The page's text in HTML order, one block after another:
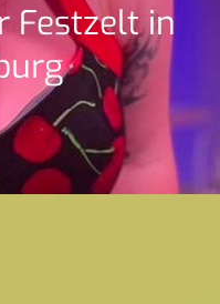
Festzelt in